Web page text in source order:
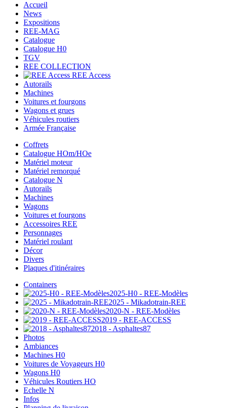
Accueil
News
Expositions
REE-MAG
Catalogue
Catalogue H0
TGV
REE COLLECTION
REE Access
Autorails
Machines
Voitures et fourgons
Wagons et grues
Véhicules routiers
Armée Française
Coffrets
Catalogue HOm/HOe
Matériel moteur
Matériel remorqué
Catalogue N
Autorails
Machines
Wagons
Voitures et fourgons
Accessoires REE
Personnages
Matériel roulant
Décor
Divers
Plaques d'itinéraires
Containers
2025-H0 - REE-Modèles
2025 - Mikadotrain-REE
2020-N - REE-Modèles
2019 - REE-ACCESS
2018 - Asphaltes87
Photos
Ambiances
Machines H0
Voitures de Voyageurs H0
Wagons H0
Véhicules Routiers HO
Echelle N
Infos